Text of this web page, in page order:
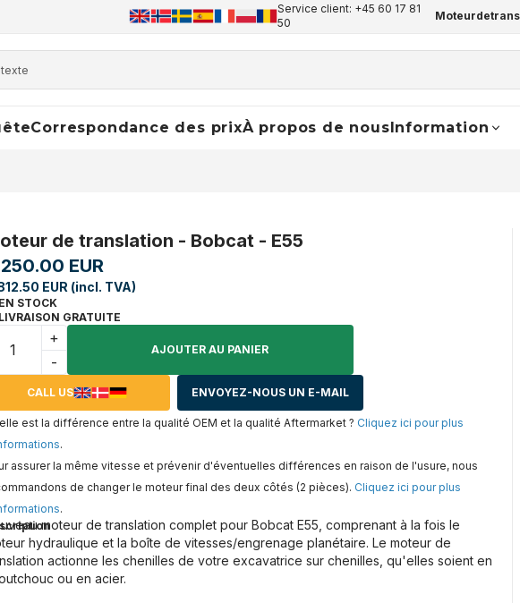
Service client: +45 60 17 81
50
Correspondance des prixÀ propos de nousInformation
de translation - Bobcat - E55
EUR
EUR (incl. TVA)
EN STOCK
LIVRAISON GRATUITE
+
-
AJOUTER AU PANIER
CALL US ENVOYEZ-NOUS UN E-MAIL
est la différence entre la qualité OEM et la qualité Aftermarket ? Cliquez ici pour plus
.
assurer la même vitesse et prévenir d'éventuelles différences en raison de l'usure, nous
de changer le moteur final des deux côtés (2 pièces). Cliquez ici pour plus
.
moteur de translation complet pour Bobcat E55, comprenant à la fois le
hydraulique et la boîte de vitesses/engrenage planétaire. Le moteur de
actionne les chenilles de votre excavatrice sur chenilles, qu'elles soient en
ou en acier.